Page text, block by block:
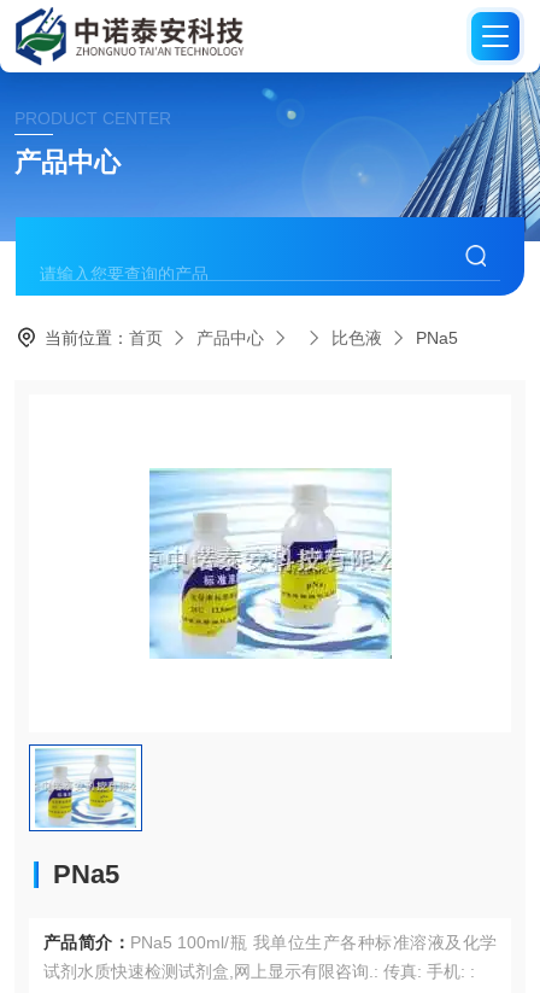
PRODUCT CENTER
产品中心
当前位置：首页 产品中心 比色液 PNa5
PNa5
产品简介： PNa5 100ml/瓶 我单位生产各种标准溶液及化学
试剂水质快速检测试剂盒,网上显示有限咨询.: 传真: 手机: :